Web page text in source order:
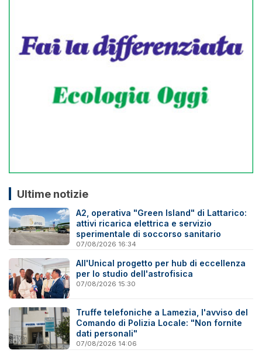
Ultime notizie
A2, operativa "Green Island" di Lattarico:
attivi ricarica elettrica e servizio
sperimentale di soccorso sanitario
07/08/2026 16:34
All'Unical progetto per hub di eccellenza
per lo studio dell'astrofisica
07/08/2026 15:30
Truffe telefoniche a Lamezia, l'avviso del
Comando di Polizia Locale: "Non fornite
dati personali"
07/08/2026 14:06